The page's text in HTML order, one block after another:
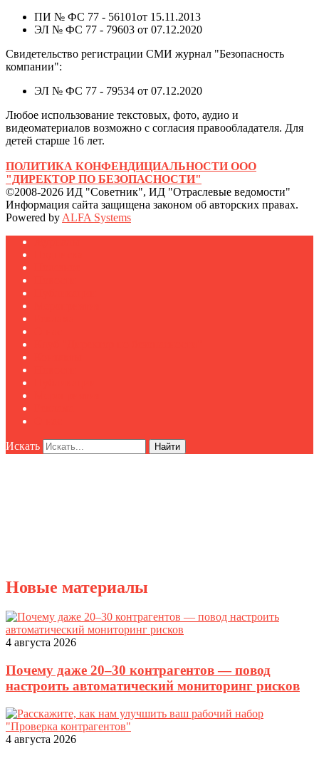
ПИ № ФС 77 - 56101от 15.11.2013
ЭЛ № ФС 77 - 79603 от 07.12.2020
Свидетельство регистрации СМИ журнал "Безопасность
компании":
ЭЛ № ФС 77 - 79534 от 07.12.2020
Любое использование текстовых, фото, аудио и
видеоматериалов возможно с согласия правообладателя. Для
детей старше 16 лет.
ПОЛИТИКА КОНФЕНДИЦИАЛЬНОСТИ ООО
"ДИРЕКТОР ПО БЕЗОПАСНОСТИ"
©2008-2026 ИД "Советник", ИД "Отраслевые ведомости"
Информация сайта защищена законом об авторских правах.
Powered by ALFA Systems
Искать Найти
Новые материалы
4 августа 2026
Почему даже 20–30 контрагентов — повод
настроить автоматический мониторинг рисков
4 августа 2026